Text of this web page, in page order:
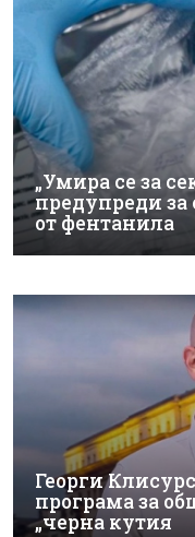
„Умира се за
предупреди за
от фентанила
Георги
програма за
„черна кутия